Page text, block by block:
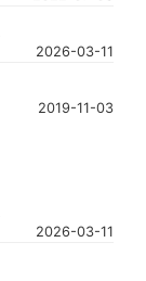
2026-03-11
2019-11-03
2026-03-11